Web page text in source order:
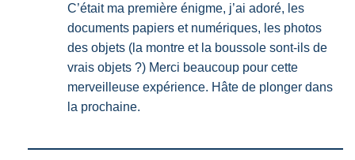
C’était ma première énigme, j’ai adoré, les
documents papiers et numériques, les photos
des objets (la montre et la boussole sont-ils de
vrais objets ?) Merci beaucoup pour cette
merveilleuse expérience. Hâte de plonger dans
la prochaine.